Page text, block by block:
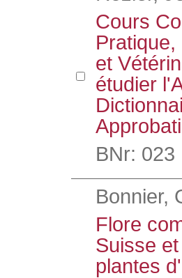
Cours
et
étudier
BNr: 023
Bonnier,
Flore
Suisse
plantes